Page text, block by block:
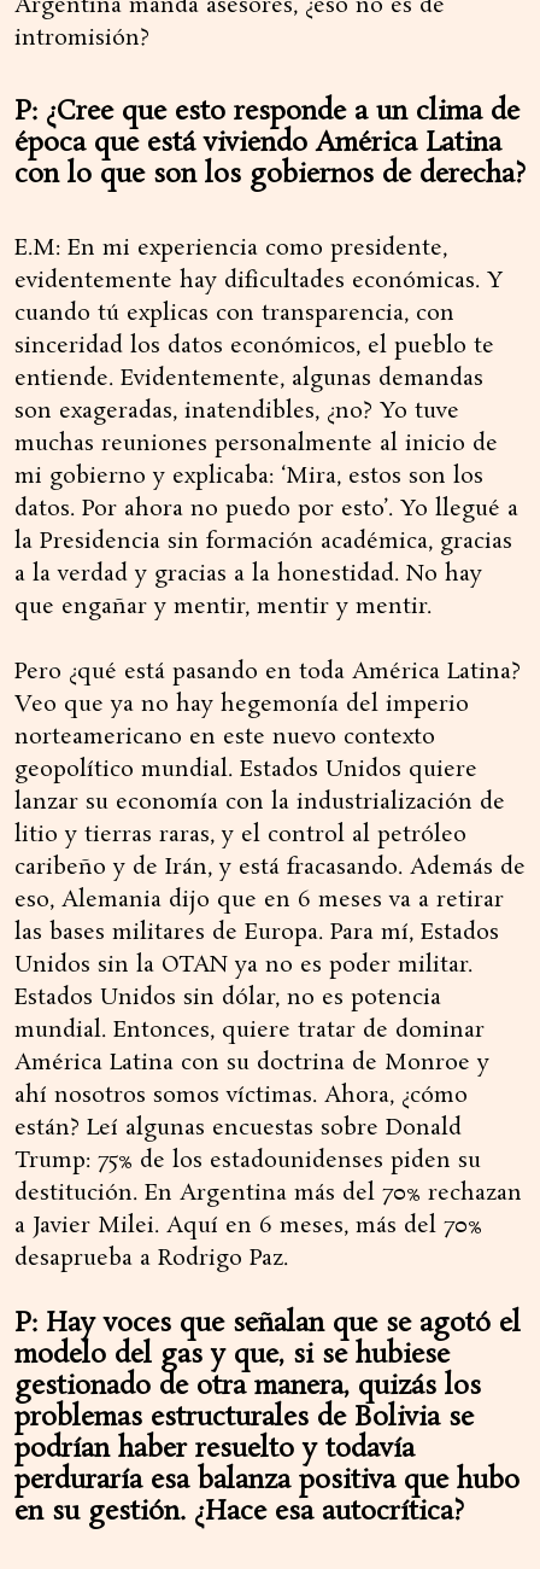
Argentina manda asesores, ¿eso no es de
intromisión?
P: ¿Cree que esto responde a un clima de
época que está viviendo América Latina
con lo que son los gobiernos de derecha?
E.M: En mi experiencia como presidente,
evidentemente hay dificultades económicas. Y
cuando tú explicas con transparencia, con
sinceridad los datos económicos, el pueblo te
entiende. Evidentemente, algunas demandas
son exageradas, inatendibles, ¿no? Yo tuve
muchas reuniones personalmente al inicio de
mi gobierno y explicaba: ‘Mira, estos son los
datos. Por ahora no puedo por esto’. Yo llegué a
la Presidencia sin formación académica, gracias
a la verdad y gracias a la honestidad. No hay
que engañar y mentir, mentir y mentir.
Pero ¿qué está pasando en toda América Latina?
Veo que ya no hay hegemonía del imperio
norteamericano en este nuevo contexto
geopolítico mundial. Estados Unidos quiere
lanzar su economía con la industrialización de
litio y tierras raras, y el control al petróleo
caribeño y de Irán, y está fracasando. Además de
eso, Alemania dijo que en 6 meses va a retirar
las bases militares de Europa. Para mí, Estados
Unidos sin la OTAN ya no es poder militar.
Estados Unidos sin dólar, no es potencia
mundial. Entonces, quiere tratar de dominar
América Latina con su doctrina de Monroe y
ahí nosotros somos víctimas. Ahora, ¿cómo
están? Leí algunas encuestas sobre Donald
Trump: 75% de los estadounidenses piden su
destitución. En Argentina más del 70% rechazan
a Javier Milei. Aquí en 6 meses, más del 70%
desaprueba a Rodrigo Paz.
P: Hay voces que señalan que se agotó el
modelo del gas y que, si se hubiese
gestionado de otra manera, quizás los
problemas estructurales de Bolivia se
podrían haber resuelto y todavía
perduraría esa balanza positiva que hubo
en su gestión. ¿Hace esa autocrítica?